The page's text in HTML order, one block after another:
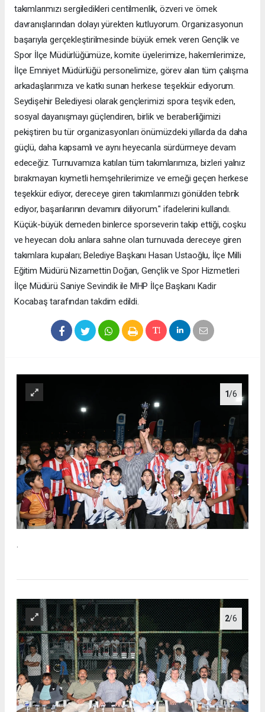
takımlarımızı sergiledikleri centilmenlik, özveri ve örnek
davranışlarından dolayı yürekten kutluyorum. Organizasyonun
başarıyla gerçekleştirilmesinde büyük emek veren Gençlik ve
Spor İlçe Müdürlüğümüze, komite üyelerimize, hakemlerimize,
İlçe Emniyet Müdürlüğü personelimize, görev alan tüm çalışma
arkadaşlarımıza ve katkı sunan herkese teşekkür ediyorum.
Seydişehir Belediyesi olarak gençlerimizi spora teşvik eden,
sosyal dayanışmayı güçlendiren, birlik ve beraberliğimizi
pekiştiren bu tür organizasyonları önümüzdeki yıllarda da daha
güçlü, daha kapsamlı ve aynı heyecanla sürdürmeye devam
edeceğiz. Turnuvamıza katılan tüm takımlarımıza, bizleri yalnız
bırakmayan kıymetli hemşehrilerimize ve emeği geçen herkese
teşekkür ediyor, dereceye giren takımlarımızı gönülden tebrik
ediyor, başarılarının devamını diliyorum." ifadelerini kullandı.
Küçük-büyük demeden binlerce sporseverin takip ettiği, coşku
ve heyecan dolu anlara sahne olan turnuvada dereceye giren
takımlara kupaları; Belediye Başkanı Hasan Ustaoğlu, İlçe Milli
Eğitim Müdürü Nizamettin Doğan, Gençlik ve Spor Hizmetleri
İlçe Müdürü Saniye Sevindik ile MHP İlçe Başkanı Kadir
Kocabaş tarafından takdim edildi.
1/6
.
2/6